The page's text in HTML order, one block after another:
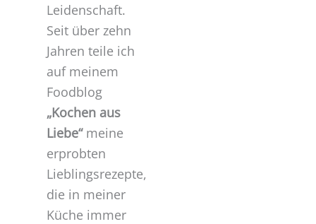
Leidenschaft.
Seit über zehn
Jahren teile ich
auf meinem
Foodblog
„Kochen aus
Liebe“meine
erprobten
Lieblingsrezepte,
die in meiner
Küche immer